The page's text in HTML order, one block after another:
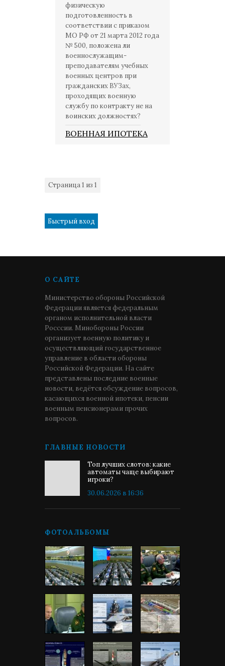
физическую
подготовленность в
соответствии с приказом
МО РФ от 21 марта 2012 года
№ 500, положена ли
военнослужащим-
преподавателям учебных
военных центров при
гражданских ВУЗах,
проходящих военную
службу по контракту не на
воинских должностях?
ВОЕННАЯ ИПОТЕКА
Страница1 из 1
О САЙТЕ
Министерство обороны Российской
Федерации является федеральным
органом исполнительной власти
Росссии. Минобороны России
организует военную политику и
осуществляющий государственное
управление в области обороны
Российской Федерации. На сайте
представлены последние военные
новости, ведётся обсуждение вопросов,
касающихся военной ипотеки, пенсии
военным пенсионерами прочих
вопросов.
ГЛАВНЫЕ НОВОСТИ
Топ лучших слотов: какие
автоматы чаще выбирают
игроки?
30.06.2026 в 16:36
ФОТОАЛЬБОМЫ